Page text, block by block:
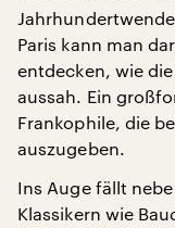
Paris kann man
entdecken, wie
aussah. Ein
Frankophile, die
auszugeben.
Ins Auge fällt
Klassikern wie